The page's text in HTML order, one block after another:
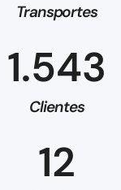
Transportes
Clientes
1.543
12